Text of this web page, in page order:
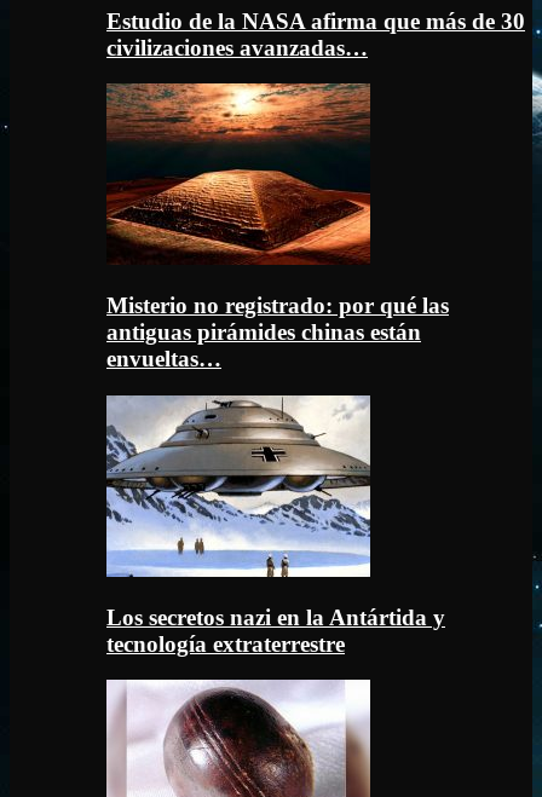
Estudio de la NASA afirma que más de 30
civilizaciones avanzadas…
Misterio no registrado: por qué las
antiguas pirámides chinas están
envueltas…
Los secretos nazi en la Antártida y
tecnología extraterrestre